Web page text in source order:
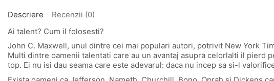
Descriere
Recenzii (0)
Ai talent? Cum il folosesti?
John C. Maxwell, unul dintre cei mai populari autori, potrivit New York
Multi dintre oamenii talentati care au un avantaj asupra celorlalti il pierd
top. Ei nu isi dau seama care este adevarul: daca nu incep sa si-l